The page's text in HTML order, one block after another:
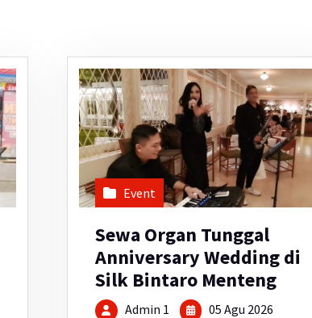
Event
Sewa Organ Tunggal
Anniversary Wedding di
Silk Bintaro Menteng
Admin 1 05 Agu 2026